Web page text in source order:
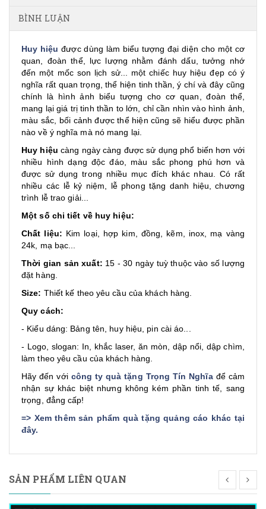
BÌNH LUẬN
Huy hiệu được dùng làm biểu tượng đại diện cho một cơ
quan, đoàn thể, lực lượng nhằm đánh dấu, tưởng nhớ
đến một mốc son lịch sử... một chiếc huy hiệu đẹp có ý
nghĩa rất quan trọng, thể hiện tinh thần, ý chí và đây cũng
chính là hình ảnh biểu tượng cho cơ quan, đoàn thể,
mang lại giá trị tinh thần to lớn, chỉ cần nhìn vào hình ảnh,
màu sắc, bối cảnh được thể hiện cũng sẽ hiểu được phần
nào về ý nghĩa mà nó mang lại.
Huy hiệu càng ngày càng được sử dụng phổ biến hơn với
nhiều hình dạng độc đáo, màu sắc phong phú hơn và
được sử dụng trong nhiều mục đích khác nhau. Có rất
nhiều các lễ kỷ niệm, lễ phong tặng danh hiệu, chương
trình lễ trao giải...
Một số chi tiết về huy hiệu:
Chất liệu: Kim loại, hợp kim, đồng, kẽm, inox, mạ vàng
24k, mạ bạc...
Thời gian sản xuất: 15 - 30 ngày tuỳ thuộc vào số lượng
đặt hàng.
Size: Thiết kế theo yêu cầu của khách hàng.
Quy cách:
- Kiểu dáng: Bảng tên, huy hiệu, pin cài áo...
- Logo, slogan: In, khắc laser, ăn mòn, dập nổi, dập chìm,
làm theo yêu cầu của khách hàng.
Hãy đến với công ty quà tặng Trọng Tín Nghĩađể cảm
nhận sự khác biệt nhưng không kém phần tinh tế, sang
trọng, đẳng cấp!
=> Xem thêm sản phẩm quà tặng quảng cáo khác tại
đây.
SẢN PHẨM LIÊN QUAN